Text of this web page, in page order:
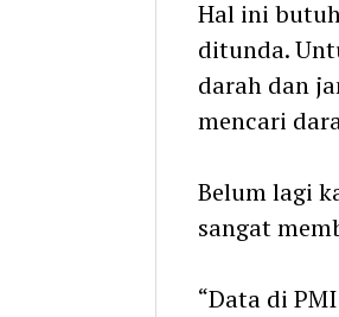
Hal ini
ditunda.
darah dan
mencari
Belum lagi
sangat
“Data di